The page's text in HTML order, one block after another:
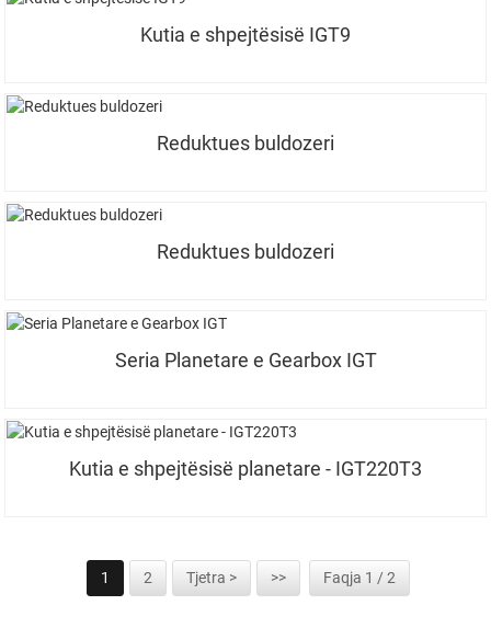
Kutia e shpejtësisë IGT9
Reduktues buldozeri
Reduktues buldozeri
Seria Planetare e Gearbox IGT
Kutia e shpejtësisë planetare - IGT220T3
1 2 Tjetra > >> Faqja 1 / 2